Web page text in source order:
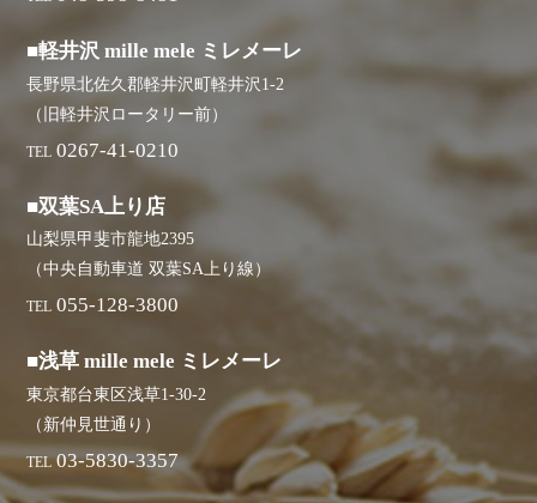
■軽井沢 mille mele ミレメーレ
長野県北佐久郡軽井沢町軽井沢1-2
（旧軽井沢ロータリー前）
TEL 0267-41-0210
■双葉SA上り店
山梨県甲斐市龍地2395
（中央自動車道 双葉SA上り線）
TEL 055-128-3800
■浅草 mille mele ミレメーレ
東京都台東区浅草1-30-2
（新仲見世通り）
TEL 03-5830-3357